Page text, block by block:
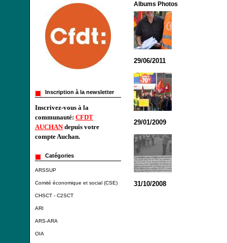
Inscription à la newsletter
Inscrivez-vous à la
communauté: CFDT
AUCHANdepuis votre
compte Auchan.
Catégories
ARSSUP
Comité économique et social (CSE)
CHSCT - C2SCT
ARI
ARS-ARA
OIA
Albums Photos
29/06/2011
29/01/2009
31/10/2008